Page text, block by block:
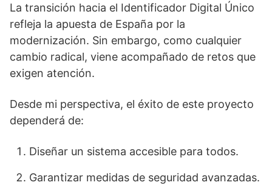
La transición hacia el Identificador Digital Único
refleja la apuesta de España por la
modernización. Sin embargo, como cualquier
cambio radical, viene acompañado de retos que
exigen atención.
Desde mi perspectiva, el éxito de este proyecto
dependerá de:
Diseñar un sistema accesible para todos.
Garantizar medidas de seguridad avanzadas.